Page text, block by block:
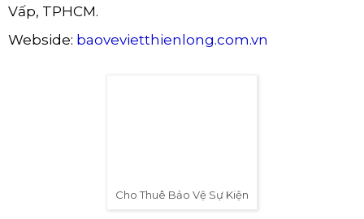
Vấp, TPHCM.
Webside: baovevietthienlong.com.vn
Cho Thuê Bảo Vệ Sự Kiện